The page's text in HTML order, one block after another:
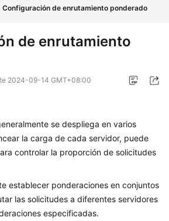
Configuración de enrutamiento ponderado
de enrutamiento
2024-09-14 GMT+08:00
se despliega en varios
la carga de cada servidor, puede
controlar la proporción de solicitudes
establecer ponderaciones en conjuntos
las solicitudes a diferentes servidores
especificadas.